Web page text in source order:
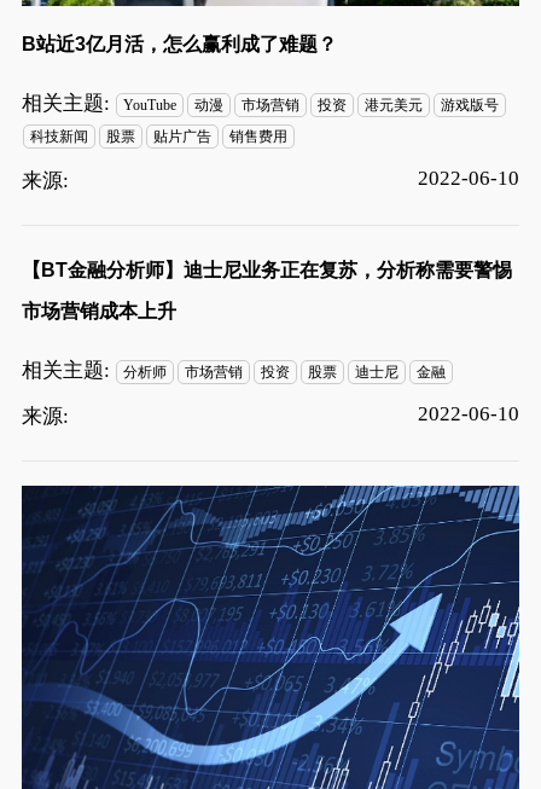
B站近3亿月活，怎么赢利成了难题？
相关主题: YouTube 动漫 市场营销 投资 港元美元
游戏版号
科技新闻
股票 贴片广告 销售费用
来源: 2022-06-10
【BT金融分析师】迪士尼业务正在复苏，分析称需要警惕
市场营销成本上升
相关主题: 分析师 市场营销 投资 股票 迪士尼 金融
来源: 2022-06-10